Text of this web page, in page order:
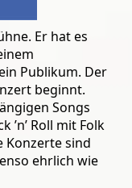
Er hat es
Publikum. Der
beginnt.
Songs
’n’ Roll mit Folk
Konzerte sind
ehrlich wie